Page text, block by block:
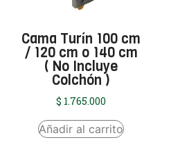
Cama Turín 100 cm
/ 120 cm o 140 cm
( No Incluye
Colchón )
$ 1.765.000
Añadir al carrito